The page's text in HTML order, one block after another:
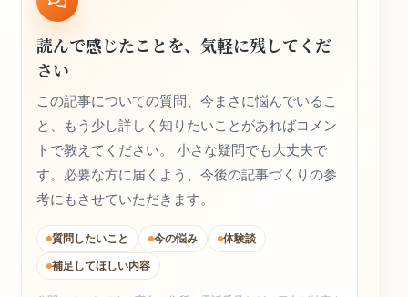
読んで感じたことを、気軽に残してくだ
さい
この記事についての質問、今まさに悩んでいるこ
と、もう少し詳しく知りたいことがあればコメン
トで教えてください。 小さな疑問でも大丈夫で
す。必要な方に届くよう、今後の記事づくりの参
考にもさせていただきます。
質問したいこと 今の悩み
体験談
補足してほしい内容